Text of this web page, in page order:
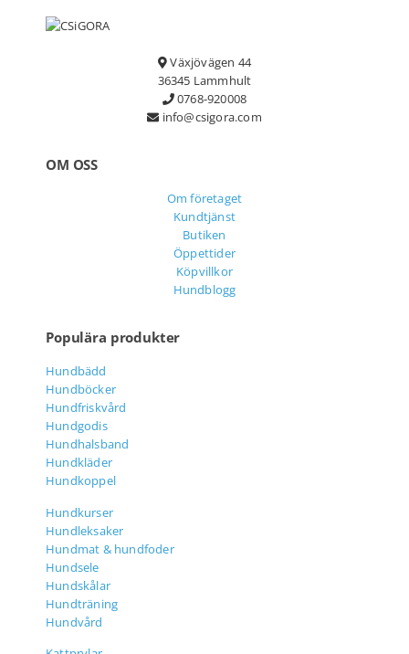
Växjövägen 44
36345 Lammhult
0768-920008
info@csigora.com
OM OSS
Om företaget
Kundtjänst
Butiken
Öppettider
Köpvillkor
Hundblogg
Populära produkter
Hundbädd
Hundböcker
Hundfriskvård
Hundgodis
Hundhalsband
Hundkläder
Hundkoppel
Hundkurser
Hundleksaker
Hundmat & hundfoder
Hundsele
Hundskålar
Hundträning
Hundvård